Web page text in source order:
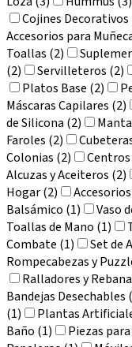
Cojines Decorativos
Accesorios para
Toallas (2)
(2)
Servilleteros (2)
Platos Base (2)
Máscaras Capilares (2)
de Silicona (2)
Faroles (2)
Colonias (2)
Centros
Alcuzas y Aceiteros (2)
Hogar (2)
Balsámico (1)
Vaso
Toallas de Mano (1)
Combate (1)
Set de
Rompecabezas y
Ralladores y
Bandejas Desechables
(1)
Plantas
Baño (1)
Piezas